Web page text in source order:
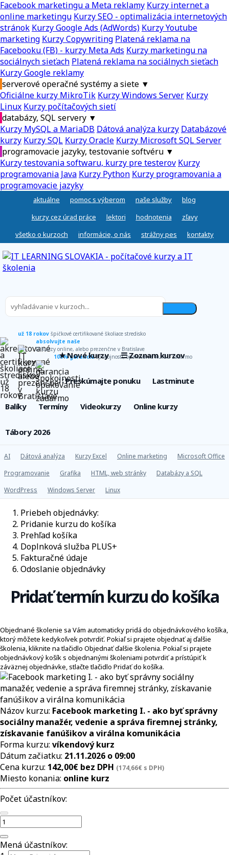
Facebook marketingu a Meta reklamy Kurzy internet a
online marketingu Kurzy SEO - optimalizácia internetových
stránok Kurzy Google Ads (AdWords) Kurzy Youtube
marketing Kurzy Copywriting Platená reklama na
Facebooku (FB) - kurzy Meta Ads Kurzy marketingu na
sociálnych sieťach Platená reklama na sociálnych sieťach
Kurzy Google reklamy
serverové operačné systémy a siete ▼
Oficiálne kurzy MikroTik Kurzy Windows Server Kurzy
Linux Kurzy počítačových sietí
databázy, SQL servery ▼
Kurzy MySQL a MariaDB Dátová analýza kurzy Databázové
kurzy Kurzy SQL Kurzy Oracle Kurzy Microsoft SQL Server
programovacie jazyky, testovanie softvéru ▼
Kurzy testovania softwaru, kurzy pre testerov Kurzy
programovania Java Kurzy Python Kurzy programovania a
programovacie jazyky
aktuálne pomoc s výberom naše služby
blog
kurzy cez úrad práce
lektori hodnotenia
zľavy
všetko o kurzoch
informácie, o nás strážny pes kontakty
už 18 rokov špičkové certifikované školiace stredisko
absolvujte naše
IT kurzy online, alebo prezenčne v Bratislave
100% garanciaspokojnosti, opakovanie kurzu zadarmo
★ Nové kurzy ☰ Zoznam kurzov
∷ Preskúmajte ponuku Lastminute
Balíky Termíny Videokurzy Online kurzy
Tábory 2026
AI Dátová analýza Kurzy Excel Online marketing
Microsoft Office
Programovanie
Grafika HTML, web stránky
Databázy a SQL
WordPress
Windows Server Linux
Priebeh objednávky:
Pridanie kurzu do košíka
Prehľad košíka
Doplnková služba PLUS+
Fakturačné údaje
Odoslanie objednávky
Pridať termín kurzu do košíka
Objednané školenie sa Vám automaticky pridá do objednávkového košíka,
ktorý môžete kedykoľvek potvrdiť. Pokiaľ si prajete objednať aj ďalšie
školenia, kliknite na tlačidlo Objednať ďalšie školenia. Pokiaľ si prajete
objednávkový košík s objednanými školeniami potvrdiť a prístúpiť k
záväznej objednávke, stlačte tlačidlo Pridať do košíka.
Názov kurzu: Facebook marketing I. - ako byť správny
sociálny manažér, vedenie a správa firemnej stránky,
získavanie fanúšikov a virálna komunikácia
Forma kurzu: víkendový kurz
Dátum začiatku: 21.11.2026 o 09:00
Cena kurzu: 142,00€ bez DPH (174,66€ s DPH)
Miesto konania: online kurz
Počet účastníkov:
Mená účastníkov: